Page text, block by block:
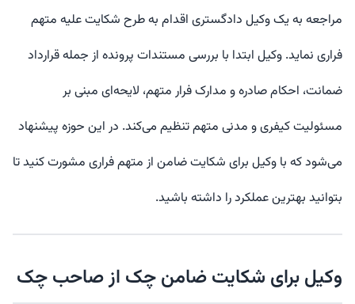
مراجعه به یک وکیل دادگستری اقدام به طرح شکایت علیه متهم
فراری نماید. وکیل ابتدا با بررسی مستندات پرونده از جمله قرارداد
ضمانت، احکام صادره و مدارک فرار متهم، لایحه‌ای مبنی بر
مسئولیت کیفری و مدنی متهم تنظیم می‌کند. در این حوزه پیشنهاد
می‌شود که با وکیل برای شکایت ضامن از متهم فراری مشورت کنید تا
بتوانید بهترین عملکرد را داشته باشید.
وکیل برای شکایت ضامن چک از صاحب چک